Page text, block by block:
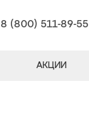
8 (800) 511-89-55
АКЦИИ